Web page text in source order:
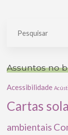
Assuntos no
Acessibilidade
Cartas
ambientais